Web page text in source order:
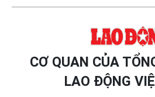
CƠ QUAN CỦA
LAO ĐỘNG